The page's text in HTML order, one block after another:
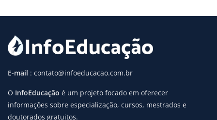
E-mail : contato@infoeducacao.com.br
O InfoEducação é um projeto focado em oferecer
informações sobre especialização, cursos, mestrados e
doutorados gratuitos.